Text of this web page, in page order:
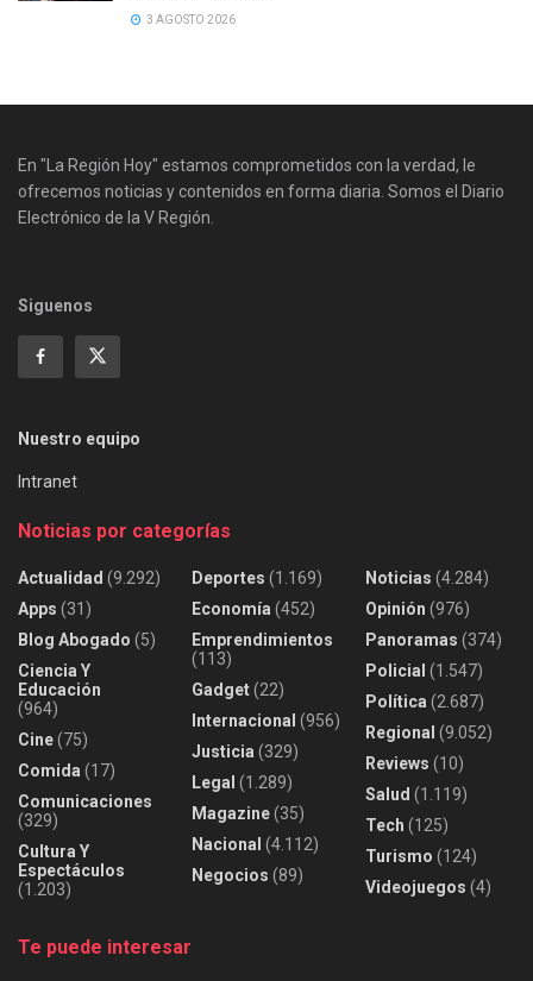
3 AGOSTO 2026
En "La Región Hoy" estamos comprometidos con la verdad, le
ofrecemos noticias y contenidos en forma diaria. Somos el Diario
Electrónico de la V Región.
Siguenos
Nuestro equipo
Intranet
Noticias por categorías
Actualidad (9.292)
Apps (31)
Blog Abogado (5)
Ciencia Y
Educación
(964)
Cine(75)
Comida (17)
Comunicaciones
(329)
Cultura Y
Espectáculos
(1.203)
Deportes (1.169)
Economía (452)
Emprendimientos
(113)
Gadget(22)
Internacional (956)
Justicia (329)
Legal (1.289)
Magazine(35)
Nacional (4.112)
Negocios (89)
Noticias (4.284)
Opinión (976)
Panoramas (374)
Policial (1.547)
Política (2.687)
Regional (9.052)
Reviews (10)
Salud (1.119)
Tech (125)
Turismo (124)
Videojuegos (4)
Te puede interesar